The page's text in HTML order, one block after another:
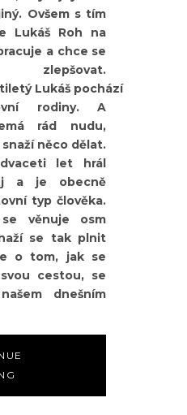
Ovšem s tím
Lukáš Roh na
a chce se
zlepšovat.
Lukáš pochází
rodiny. A
rád nudu,
něco dělat.
let hrál
a je obecně
typ člověka.
se věnuje osm
se tak plnit
o tom, jak se
cestou, se
dnešním